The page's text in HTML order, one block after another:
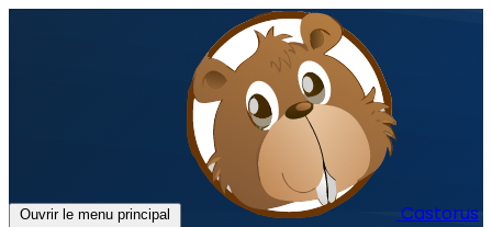
Ouvrir le menu principal Castorus